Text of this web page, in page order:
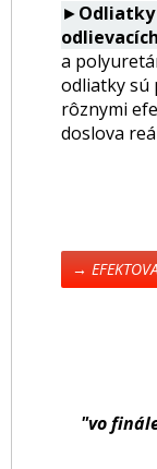
►Odliatky
odlievacích
a
odliatky sú
rôznymi
doslova
→
"vo